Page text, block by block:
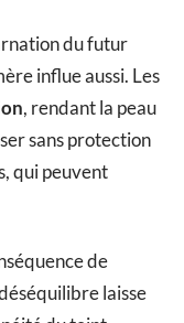
du futur
influe aussi. Les
, rendant la peau
sans protection
qui peuvent
de
laisse